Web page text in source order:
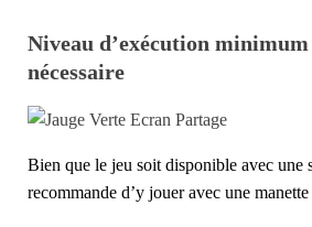
Niveau d’exécution
nécessaire
Bien que le jeu soit disponible avec une
recommande d’y jouer avec une